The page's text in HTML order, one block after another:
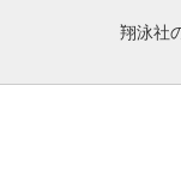
翔泳社